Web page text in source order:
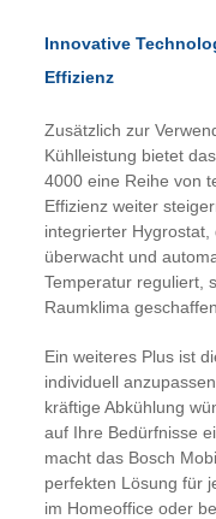
Innovative
Effizienz
Zusätzlich zur
Kühlleistung bietet
4000 eine Reihe von
Effizienz weiter
integrierter
überwacht und
Temperatur reguliert,
Raumklima
Ein weiteres Plus ist
individuell
kräftige Abkühlung
auf Ihre Bedürfnisse
macht das Bosch
perfekten Lösung für
im Homeoffice oder